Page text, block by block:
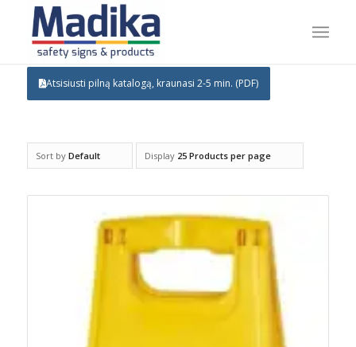
Atsisiusti pilną katalogą, kraunasi 2-5 min. (PDF)
Sort by Default Display 25 Products per page